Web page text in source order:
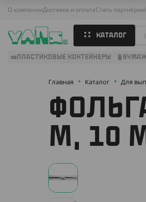
О компанииДоставка и оплатаСтать партнёром
КАТАЛОГ
ПЛАСТИКОВЫЕ КОНТЕЙНЕРЫ
Главная Каталог Для
М, 10